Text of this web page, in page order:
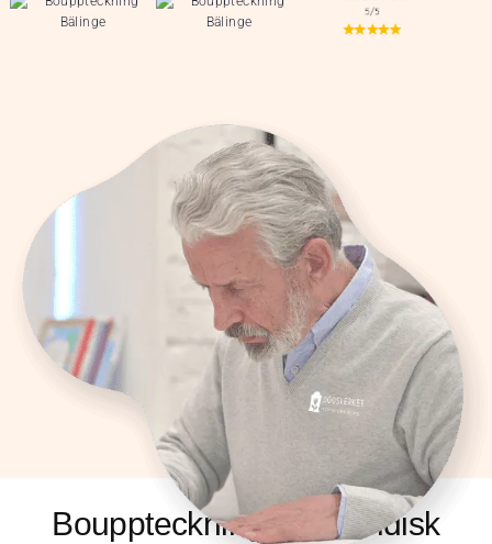
Bouppteckning och Juridisk